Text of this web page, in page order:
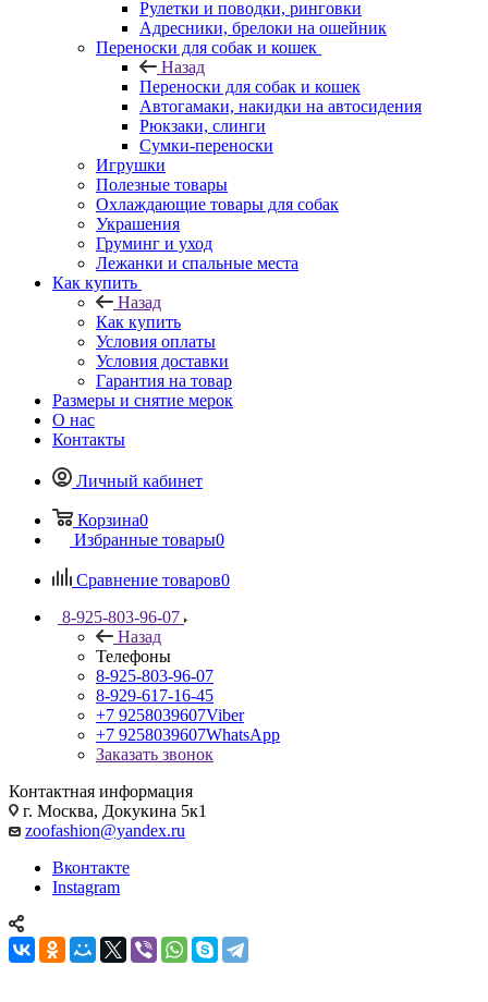
Рулетки и поводки, ринговки
Адресники, брелоки на ошейник
Переноски для собак и кошек
Назад
Переноски для собак и кошек
Автогамаки, накидки на автосидения
Рюкзаки, слинги
Сумки-переноски
Игрушки
Полезные товары
Охлаждающие товары для собак
Украшения
Груминг и уход
Лежанки и спальные места
Как купить
Назад
Как купить
Условия оплаты
Условия доставки
Гарантия на товар
Размеры и снятие мерок
О нас
Контакты
Личный кабинет
Корзина0
Избранные товары0
Сравнение товаров0
8-925-803-96-07
Назад
Телефоны
8-925-803-96-07
8-929-617-16-45
+7 9258039607Viber
+7 9258039607WhatsApp
Заказать звонок
Контактная информация
г. Москва, Докукина 5к1
zoofashion@yandex.ru
Вконтакте
Instagram